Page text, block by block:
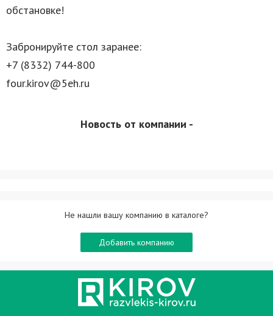
обстановке!
Забронируйте стол заранее:
+7 (8332) 744-800
four.kirov@5eh.ru
Новость от компании -
Не нашли вашу компанию в каталоге?
Добавить компанию